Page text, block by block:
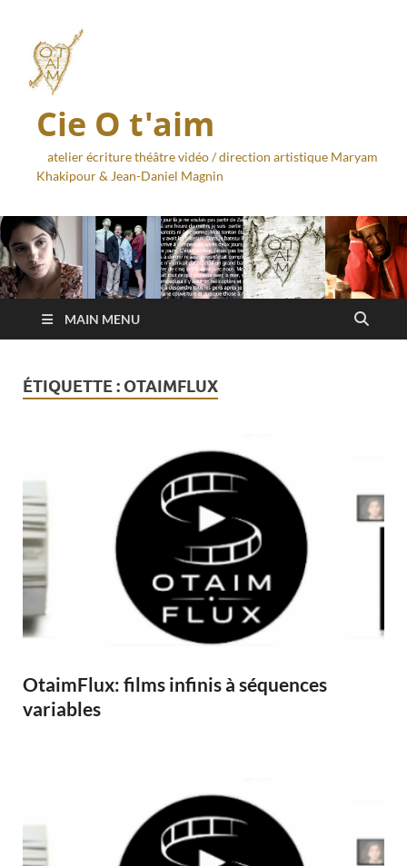
Cie O t'aim
atelier écriture théâtre vidéo / direction artistique Maryam
Khakipour & Jean-Daniel Magnin
MAIN MENU
ÉTIQUETTE : OTAIMFLUX
OtaimFlux: films infinis à séquences
variables